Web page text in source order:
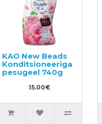
KAO New Beads
Konditsioneeriga
pesugeel 740g
15.00€